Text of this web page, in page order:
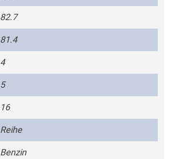
82.7
81.4
4
5
16
Reihe
Benzin